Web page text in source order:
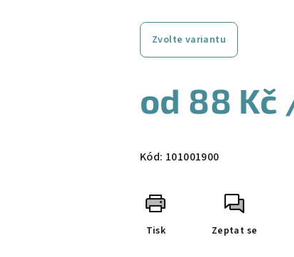
Zvolte variantu
od 88 Kč
cena:
Kód: 101001900
Tisk Zeptat se